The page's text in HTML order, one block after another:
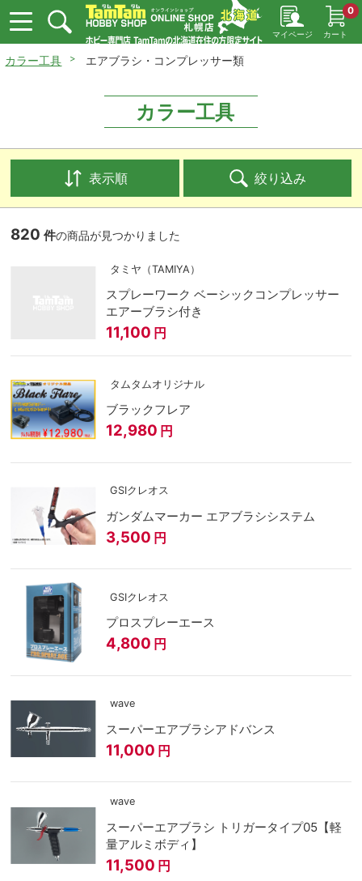
マイページ カート
0
カラー工具 エアブラシ・コンプレッサー類
カラー工具
表示順 絞り込み
820 件の商品が見つかりました
タミヤ（TAMIYA）
スプレーワーク ベーシックコンプレッサー
エアーブラシ付き
11,100 円
タムタムオリジナル
ブラックフレア
12,980 円
GSIクレオス
ガンダムマーカー エアブラシシステム
3,500 円
GSIクレオス
プロスプレーエース
4,800 円
wave
スーパーエアブラシアドバンス
11,000 円
wave
スーパーエアブラシ トリガータイプ05【軽
量アルミボディ】
11,500 円